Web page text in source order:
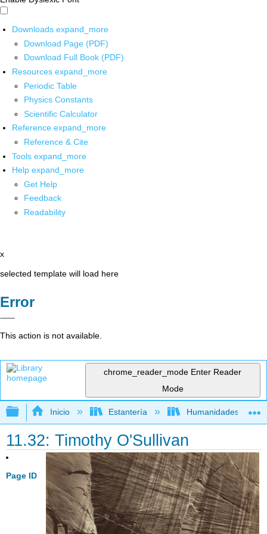
Downloads expand_more
Download Page (PDF)
Download Full Book (PDF)
Resources expand_more
Periodic Table
Physics Constants
Scientific Calculator
Reference expand_more
Reference & Cite
Tools expand_more
Help expand_more
Get Help
Feedback
Readability
x
selected template will load here
Error
This action is not available.
chrome_reader_mode Enter Reader
Mode
Expandir/contraer jerarquía global
Inicio Estantería Humanidades
11.32: Timothy O'Sullivan
Page ID